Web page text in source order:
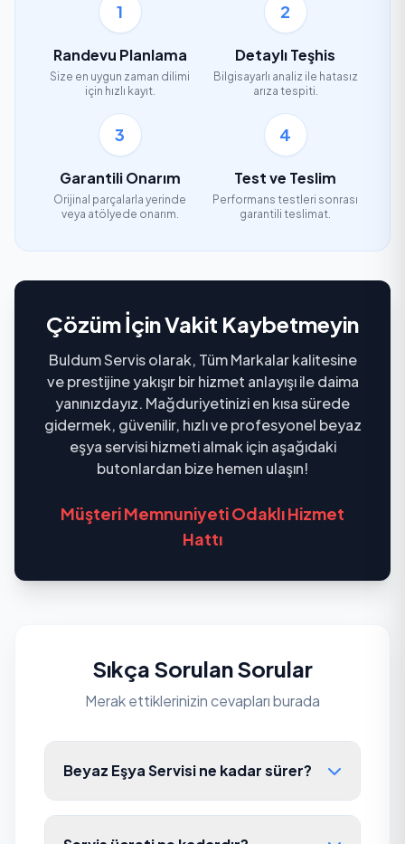
1
Randevu Planlama
Size en uygun zaman dilimi
için hızlı kayıt.
2
Detaylı Teşhis
Bilgisayarlı analiz ile hatasız
arıza tespiti.
3
Garantili Onarım
Orijinal parçalarla yerinde
veya atölyede onarım.
4
Test ve Teslim
Performans testleri sonrası
garantili teslimat.
Çözüm İçin Vakit Kaybetmeyin
Buldum Servis olarak, Tüm Markalar kalitesine
ve prestijine yakışır bir hizmet anlayışı ile daima
yanınızdayız. Mağduriyetinizi en kısa sürede
gidermek, güvenilir, hızlı ve profesyonel beyaz
eşya servisi hizmeti almak için aşağıdaki
butonlardan bize hemen ulaşın!
Müşteri Memnuniyeti Odaklı Hizmet
Hattı
Sıkça Sorulan Sorular
Merak ettiklerinizin cevapları burada
Beyaz Eşya Servisi ne kadar sürer?